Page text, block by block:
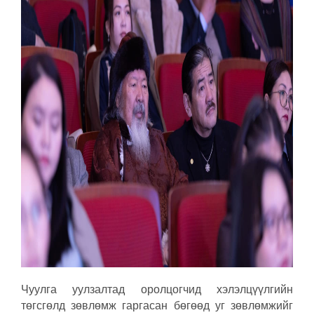
Чуулга уулзалтад оролцогчид хэлэлцүүлгийн
төгсгөлд зөвлөмж гаргасан бөгөөд уг зөвлөмжийг